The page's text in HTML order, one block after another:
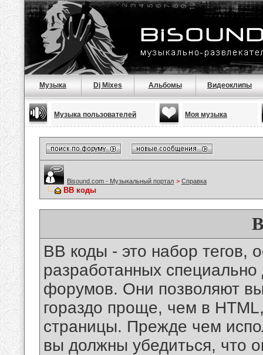
Музыка Dj Mixes Альбомы Видеоклипы
Музыка пользователей Моя музыка
Bisound.com - Музыкальный портал > Справка
BB коды
BB коды - это набор тегов,
разработанных
форумов. Они позволяют
гораздо проще, чем в
страницы. Прежде чем
вы должны убедиться, что